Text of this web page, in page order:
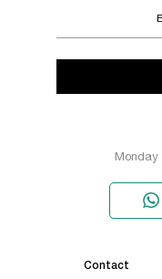
Monday
Contact